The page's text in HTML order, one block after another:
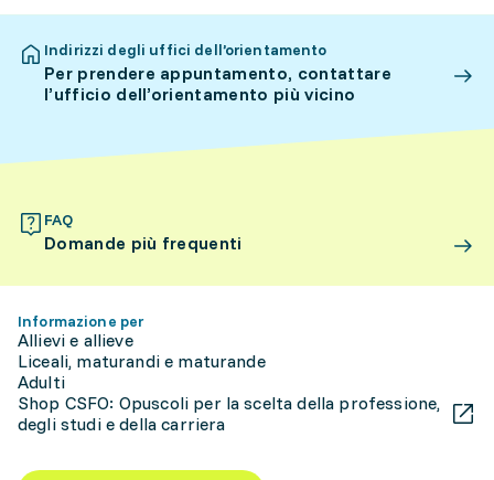
Indirizzi degli uffici dell’orientamento
Per prendere appuntamento, contattare
l’ufficio dell’orientamento più vicino
FAQ
Domande più frequenti
Informazione per
Allievi e allieve
Liceali, maturandi e maturande
Adulti
Shop CSFO: Opuscoli per la scelta della professione,
degli studi e della carriera